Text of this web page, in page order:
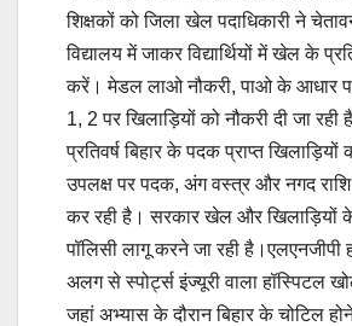
शिक्षकों को जिला खेल पदाधिकारी ने
विद्यालय में जाकर विद्यार्थियों में खेल के
करें। मेडल लाओ नौकरी, पाओ के आधार
1, 2 पर खिलाड़ियों को नौकरी दी जा
प्रतिवर्ष बिहार के पदक प्राप्त
उपलक्ष पर पदक, अंग वस्त्र और नगद
कर रही है। सरकार खेल और खिलाड़ियों
पॉलिसी लागू करने जा रही है।एलएनजीपी
अलग से स्पोर्ट्स इंज्यूरी वाला हॉस्पिटल
जहां अभ्यास के दौरान बिहार के चोटिल